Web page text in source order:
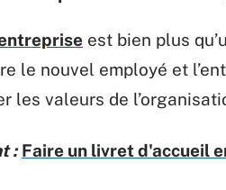
est bien plus
le nouvel employé et
les valeurs de
: Faire un livret d'accueil